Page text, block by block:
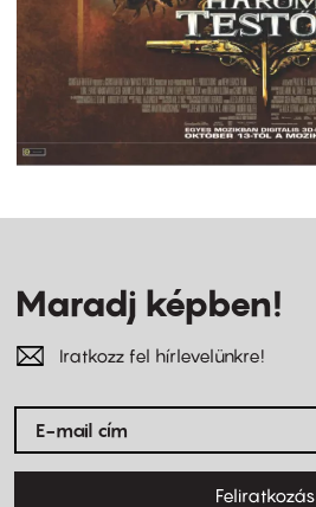
Maradj képben!
Iratkozz fel hírlevelünkre!
Feliratkozás